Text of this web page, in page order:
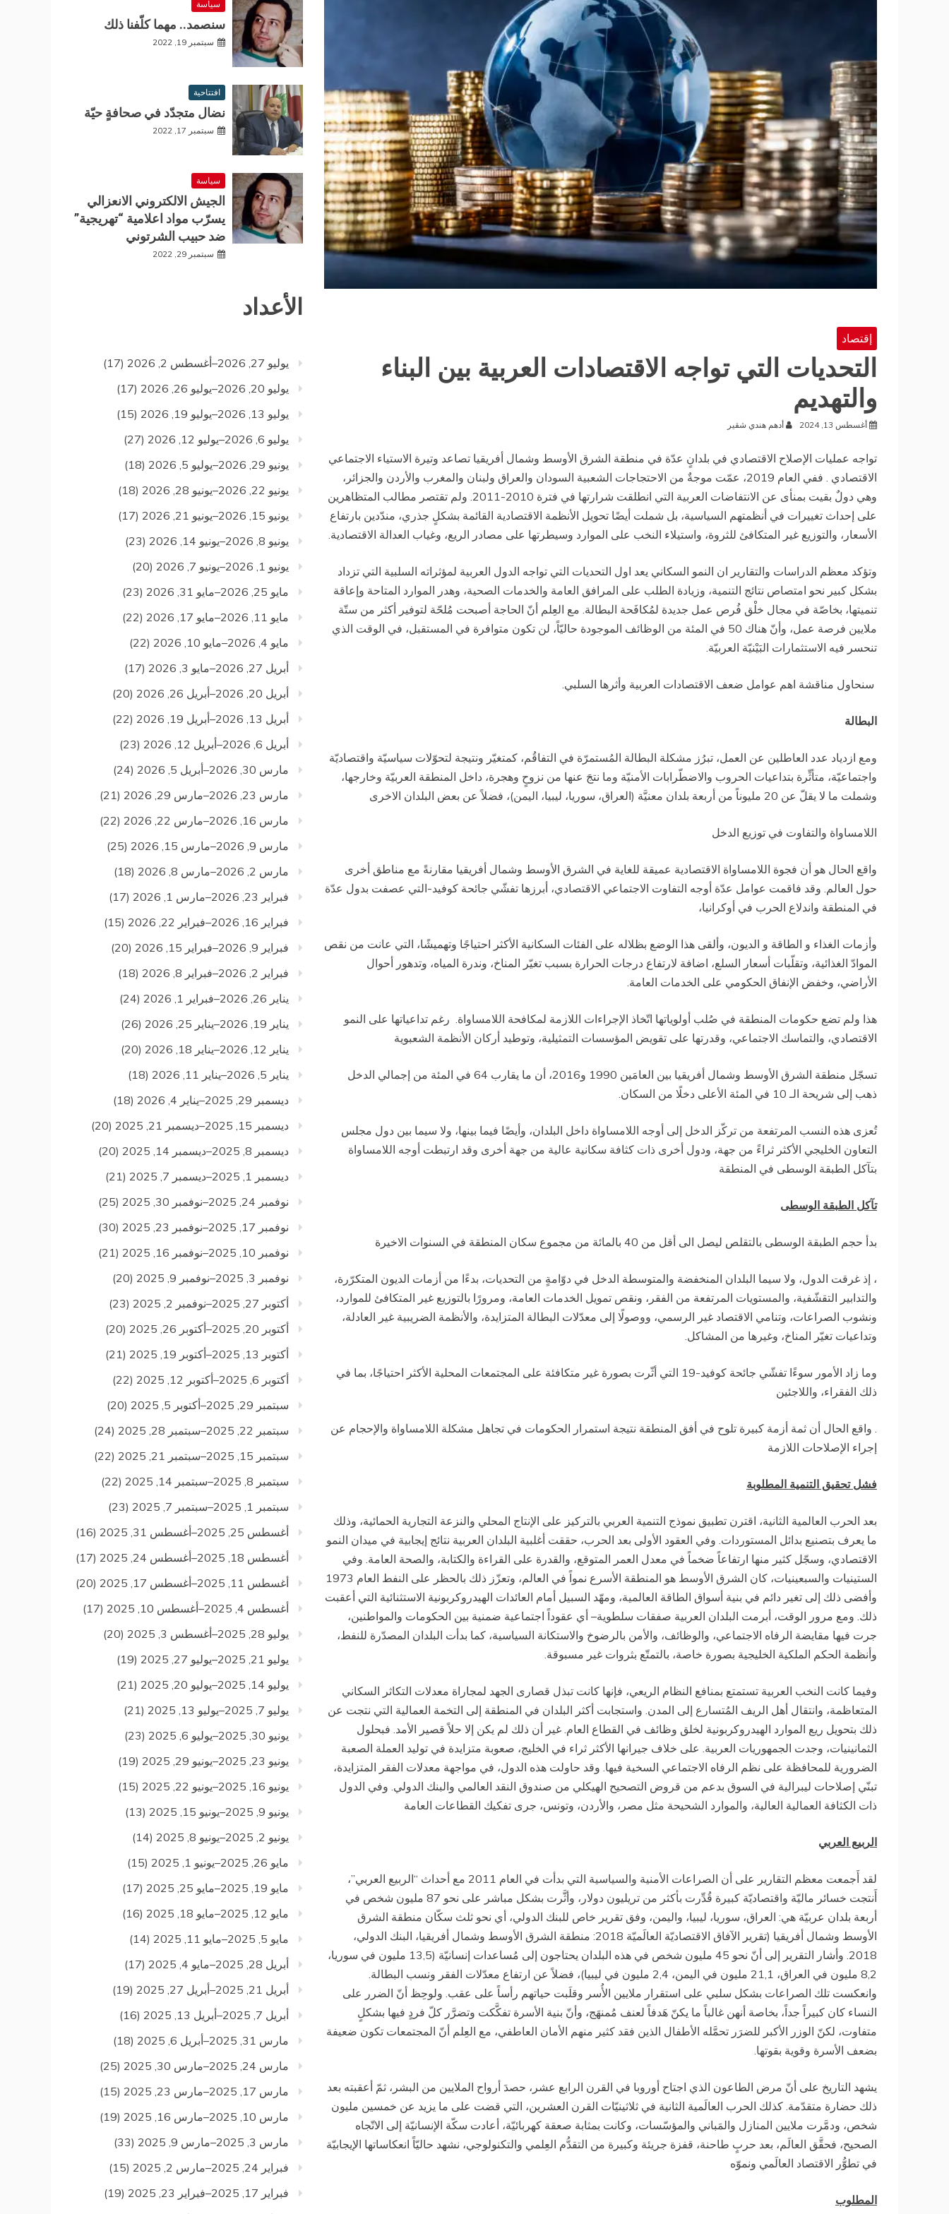
إقتصاد
التحديات التي تواجه الاقتصادات العربية بين البناء
والتهديم
أغسطس 13, 2024 أدهم هندي شقير
تواجه عمليات الإصلاح الاقتصادي في بلدانٍ عدّة في منطقة الشرق الأوسط وشمال أفريقيا تصاعد وتيرة الاستياء الاجتماعي
الاقتصادي . ففي العام 2019، عمّت موجةٌ من الاحتجاجات الشعبية السودان والعراق ولبنان والمغرب والأردن والجزائر،
وهي دولٌ بقيت بمنأى عن الانتفاضات العربية التي انطلقت شرارتها في فترة 2010-2011. ولم تقتصر مطالب المتظاهرين
على إحداث تغييرات في أنظمتهم السياسية، بل شملت أيضًا تحويل الأنظمة الاقتصادية القائمة بشكلٍ جذري، مندّدين بارتفاع
الأسعار، والتوزيع غير المتكافئ للثروة، واستيلاء النخب على الموارد وسيطرتها على مصادر الريع، وغياب العدالة الاقتصادية.
وتؤكد معظم الدراسات والتقارير ان النمو السكاني يعد اول التحديات التي تواجه الدول العربية لمؤثراته السلبية التي تزداد
بشكل كبير نحو امتصاص نتائج التنمية، وزيادة الطلب على المرافق العامة والخدمات الصحية، وهدر الموارد المتاحة وإعاقة
تنميتها، بخاصّة في مجال خلْق فُرص عمل جديدة لمُكافَحة البطالة. مع العِلم أنّ الحاجة أصبحت مُلحّة لتوفير أكثر من ستّة
ملايين فرصة عمل، وأنّ هناك 50 في المئة من الوظائف الموجودة حاليّاً، لن تكون متوافرة في المستقبل، في الوقت الذي
تنحسر فيه الاستثمارات البَيْنيّة العربيّة.
سنحاول مناقشة اهم عوامل ضعف الاقتصادات العربية وأثرها السلبي.
البطالة
ومع ازدياد عدد العاطلين عن العمل، تبرُز مشكلة البطالة المُستمرّة في التفاقُم، كمتغيّر ونتيجة لتحوّلات سياسيّة واقتصاديّة
واجتماعيّة، متأثِّرة بتداعيات الحروب والاضطّرابات الأمنيّة وما نتجَ عنها من نزوحٍ وهجرة، داخل المنطقة العربيّة وخارجها،
وشملت ما لا يقلّ عن 20 مليوناً من أربعة بلدان معنيَّة (العراق، سوريا، ليبيا، اليمن)، فضلاً عن بعض البلدان الاخرى
اللامساواة والتفاوت في توزيع الدخل
واقع الحال هو أن فجوة اللامساواة الاقتصادية عميقة للغاية في الشرق الأوسط وشمال أفريقيا مقارنةً مع مناطق أخرى
حول العالم. وقد فاقمت عوامل عدّة أوجه التفاوت الاجتماعي الاقتصادي، أبرزها تفشّي جائحة كوفيد-التي عصفت بدول عدّة
في المنطقة واندلاع الحرب في أوكرانيا،
وأزمات الغذاء و الطاقة و الديون، وألقى هذا الوضع بظلاله على الفئات السكانية الأكثر احتياجًا وتهميشًا، التي عانت من نقص
الموادّ الغذائية، وتقلّبات أسعار السلع، اضافة لارتفاع درجات الحرارة بسبب تغيّر المناخ، وندرة المياه، وتدهور أحوال
الأراضي، وخفض الإنفاق الحكومي على الخدمات العامة.
هذا ولم تضع حكومات المنطقة في صُلب أولوياتها اتّخاذ الإجراءات اللازمة لمكافحة اللامساواة. رغم تداعياتها على النمو
الاقتصادي، والتماسك الاجتماعي، وقدرتها على تقويض المؤسسات التمثيلية، وتوطيد أركان الأنظمة الشعبوية
تسجّل منطقة الشرق الأوسط وشمال أفريقيا بين العامَين 1990 و2016، أن ما يقارب 64 في المئة من إجمالي الدخل
ذهب إلى شريحة الـ 10 في المئة الأعلى دخلًا من السكان.
تُعزى هذه النسب المرتفعة من تركّز الدخل إلى أوجه اللامساواة داخل البلدان، وأيضًا فيما بينها، ولا سيما بين دول مجلس
التعاون الخليجي الأكثر ثراءً من جهة، ودول أخرى ذات كثافة سكانية عالية من جهة أخرى وقد ارتبطت أوجه اللامساواة
بتآكل الطبقة الوسطى في المنطقة
تآكل الطبقة الوسطى
بدأ حجم الطبقة الوسطى بالتقلص ليصل الى أقل من 40 بالمائة من مجموع سكان المنطقة في السنوات الاخيرة
، إذ غرقت الدول، ولا سيما البلدان المنخفضة والمتوسطة الدخل في دوّامةٍ من التحديات، بدءًا من أزمات الديون المتكرّرة،
والتدابير التقشّفية، والمستويات المرتفعة من الفقر، ونقص تمويل الخدمات العامة، ومرورًا بالتوزيع غير المتكافئ للموارد،
ونشوب الصراعات، وتنامي الاقتصاد غير الرسمي، ووصولًا إلى معدّلات البطالة المتزايدة، والأنظمة الضريبية غير العادلة،
وتداعيات تغيّر المناخ، وغيرها من المشاكل.
وما زاد الأمور سوءًا تفشّي جائحة كوفيد-19 التي أثّرت بصورة غير متكافئة على المجتمعات المحلية الأكثر احتياجًا، بما في
ذلك الفقراء، واللاجئين
. واقع الحال أن ثمة أزمة كبيرة تلوح في أفق المنطقة نتيجة استمرار الحكومات في تجاهل مشكلة اللامساواة والإحجام عن
إجراء الإصلاحات اللازمة
فشل تحقيق التنمية المطلوبة
بعد الحرب العالمية الثانية، اقترن تطبيق نموذج التنمية العربي بالتركيز على الإنتاج المحلي والنزعة التجارية الحمائية، وذلك
ما يعرف بتصنيع بدائل المستوردات. وفي العقود الأولى بعد الحرب، حققت أغلبية البلدان العربية نتائج إيجابية في ميدان النمو
الاقتصادي، وسجّل كثير منها ارتفاعاً ضخماً في معدل العمر المتوقع، والقدرة على القراءة والكتابة، والصحة العامة. وفي
الستينيات والسبعينيات، كان الشرق الأوسط هو المنطقة الأسرع نمواً في العالم، وتعزّز ذلك بالحظر على النفط العام 1973
وأفضى ذلك إلى تغير دائم في بنية أسواق الطاقة العالمية، ومهّد السبيل أمام العائدات الهيدروكربونية الاستثنائية التي أعقبت
ذلك. ومع مرور الوقت، أبرمت البلدان العربية صفقات سلطوية– أي عقوداً اجتماعية ضمنية بين الحكومات والمواطنين،
جرت فيها مقايضة الرفاه الاجتماعي، والوظائف، والأمن بالرضوخ والاستكانة السياسية، كما بدأت البلدان المصدّرة للنفط،
وأنظمة الحكم الملكية الخليجية بصورة خاصة، بالتمتّع بثروات غير مسبوقة.
وفيما كانت النخب العربية تستمتع بمنافع النظام الريعي، فإنها كانت تبذل قصارى الجهد لمجاراة معدلات التكاثر السكاني
المتعاظمة، وانتقال أهل الريف المُتسارع إلى المدن. واستجابت أكثر البلدان في المنطقة إلى التخمة العمالية التي نتجت عن
ذلك بتحويل ريع الموارد الهيدروكربونية لخلق وظائف في القطاع العام. غير أن ذلك لم يكن إلا حلاً قصير الأمد. فبحلول
الثمانينيات، وجدت الجمهوريات العربية. على خلاف جيرانها الأكثر ثراء في الخليج، صعوبة متزايدة في توليد العملة الصعبة
الضرورية للمحافظة على نظم الرفاه الاجتماعي السخية فيها. وقد حاولت هذه الدول، في مواجهة معدلات الفقر المتزايدة،
تبنّي إصلاحات ليبرالية في السوق بدعم من قروض التصحيح الهيكلي من صندوق النقد العالمي والبنك الدولي. وفي الدول
ذات الكثافة العمالية العالية، والموارد الشحيحة مثل مصر، والأردن، وتونس، جرى تفكيك القطاعات العامة
الربيع العربي
لقد أَجمعت معظم التقارير على أن الصراعات الأمنية والسياسية التي بدأت في العام 2011 مع أحداث “الربيع العربي”،
أَنتجت خسائر ماليّة واقتصاديّة كبيرة قُدِّرت بأكثر من تريليون دولار، وأثَّرت بشكل مباشر على نحو 87 مليون شخص في
أربعة بلدان عربيّة هي: العراق، سوريا، ليبيا، واليمن، وفق تقرير خاص للبنك الدولي، أي نحو ثلث سكّان منطقة الشرق
الأوسط وشمال أفريقيا (تقرير الآفاق الاقتصاديّة العالَميّة 2018: منطقة الشرق الأوسط وشمال أفريقيا، البنك الدولي،
2018. وأشار التقرير إلى أنّ نحو 45 مليون شخص في هذه البلدان يحتاجون إلى مُساعدات إنسانيّة (13,5 مليون في سوريا،
8,2 مليون في العراق، 21,1 مليون في اليمن، 2,4 مليون في ليبيا)، فضلاً عن ارتفاع معدّلات الفقر ونسب البطالة.
وانعكست تلك الصراعات بشكل سلبي على استقرار ملايين الأُسر وقلَبت حياتهم رأساً على عقب. ولوحِظ أنّ الضرر على
النساء كان كبيراً جداً، بخاصة أنهن غالباً ما يكنّ هَدفاً لعنف مُمنهَج، وأنّ بنية الأسرة تفكَّكت وتضرَّر كلّ فردٍ فيها بشكلٍ
متفاوت، لكنّ الوزر الأكبر للضرَر تحمَّله الأطفال الذين فقد كثير منهم الأمان العاطفي، مع العِلم أنّ المجتمعات تكون ضعيفة
بضعف الأسرة وقوية بقوتها.
يشهد التاريخ على أنّ مرض الطاعون الذي اجتاح أوروبا في القرن الرابع عشر، حصدَ أرواح الملايين من البشر، ثمّ أعقبته بعد
ذلك حضارة متقدّمة. كذلك الحرب العالَمية الثانية في ثلاثينيّات القرن العشرين، التي قضت على ما يزيد عن خمسين مليون
شخص، ودمَّرت ملايين المنازل والمَباني والمؤسّسات، وكانت بمثابة صعقة كهربائيّة، أعادت سكّة الإنسانيّة إلى الاتّجاه
الصحيح، فحقَّق العالَم، بعد حربٍ طاحنة، قفزة جريئة وكبيرة من التقدُّم العِلمي والتكنولوجي، نشهد حاليّاً انعكاساتها الإيجابيّة
في تطوُّر الاقتصاد العالَمي ونموّه
المطلوب
سياسة
سنصمد.. مهما كلّفنا ذلك
سبتمبر 19, 2022
افتتاحية
نضال متجدّد في صحافةٍ حيّة
سبتمبر 17, 2022
سياسة
الجيش الالكتروني الانعزالي
يسرّب مواد اعلامية “تهريجية”
ضد حبيب الشرتوني
سبتمبر 29, 2022
الأعداد
يوليو 27, 2026–أغسطس 2, 2026
(17)
يوليو 20, 2026–يوليو 26, 2026
(17)
يوليو 13, 2026–يوليو 19, 2026
(15)
يوليو 6, 2026–يوليو 12, 2026
(27)
يونيو 29, 2026–يوليو 5, 2026
(18)
يونيو 22, 2026–يونيو 28, 2026
(18)
يونيو 15, 2026–يونيو 21, 2026
(17)
يونيو 8, 2026–يونيو 14, 2026
(23)
يونيو 1, 2026–يونيو 7, 2026
(20)
مايو 25, 2026–مايو 31, 2026
(23)
مايو 11, 2026–مايو 17, 2026
(22)
مايو 4, 2026–مايو 10, 2026
(22)
أبريل 27, 2026–مايو 3, 2026
(17)
أبريل 20, 2026–أبريل 26, 2026
(20)
أبريل 13, 2026–أبريل 19, 2026
(22)
أبريل 6, 2026–أبريل 12, 2026
(23)
مارس 30, 2026–أبريل 5, 2026
(24)
مارس 23, 2026–مارس 29, 2026
(21)
مارس 16, 2026–مارس 22, 2026
(22)
مارس 9, 2026–مارس 15, 2026
(25)
مارس 2, 2026–مارس 8, 2026
(18)
فبراير 23, 2026–مارس 1, 2026
(17)
فبراير 16, 2026–فبراير 22, 2026
(15)
فبراير 9, 2026–فبراير 15, 2026
(20)
فبراير 2, 2026–فبراير 8, 2026
(18)
يناير 26, 2026–فبراير 1, 2026
(24)
يناير 19, 2026–يناير 25, 2026
(26)
يناير 12, 2026–يناير 18, 2026
(20)
يناير 5, 2026–يناير 11, 2026
(18)
ديسمبر 29, 2025–يناير 4, 2026
(18)
ديسمبر 15, 2025–ديسمبر 21, 2025
(20)
ديسمبر 8, 2025–ديسمبر 14, 2025
(20)
ديسمبر 1, 2025–ديسمبر 7, 2025
(21)
نوفمبر 24, 2025–نوفمبر 30, 2025
(25)
نوفمبر 17, 2025–نوفمبر 23, 2025
(30)
نوفمبر 10, 2025–نوفمبر 16, 2025
(21)
نوفمبر 3, 2025–نوفمبر 9, 2025
(20)
أكتوبر 27, 2025–نوفمبر 2, 2025
(23)
أكتوبر 20, 2025–أكتوبر 26, 2025
(20)
أكتوبر 13, 2025–أكتوبر 19, 2025
(21)
أكتوبر 6, 2025–أكتوبر 12, 2025
(22)
سبتمبر 29, 2025–أكتوبر 5, 2025
(20)
سبتمبر 22, 2025–سبتمبر 28, 2025
(24)
سبتمبر 15, 2025–سبتمبر 21, 2025
(22)
سبتمبر 8, 2025–سبتمبر 14, 2025
(22)
سبتمبر 1, 2025–سبتمبر 7, 2025
(23)
أغسطس 25, 2025–أغسطس 31, 2025
(16)
أغسطس 18, 2025–أغسطس 24, 2025
(17)
أغسطس 11, 2025–أغسطس 17, 2025
(20)
أغسطس 4, 2025–أغسطس 10, 2025
(17)
يوليو 28, 2025–أغسطس 3, 2025
(20)
يوليو 21, 2025–يوليو 27, 2025
(19)
يوليو 14, 2025–يوليو 20, 2025
(21)
يوليو 7, 2025–يوليو 13, 2025
(21)
يونيو 30, 2025–يوليو 6, 2025
(23)
يونيو 23, 2025–يونيو 29, 2025
(19)
يونيو 16, 2025–يونيو 22, 2025
(15)
يونيو 9, 2025–يونيو 15, 2025
(13)
يونيو 2, 2025–يونيو 8, 2025
(14)
مايو 26, 2025–يونيو 1, 2025
(15)
مايو 19, 2025–مايو 25, 2025
(17)
مايو 12, 2025–مايو 18, 2025
(16)
مايو 5, 2025–مايو 11, 2025
(14)
أبريل 28, 2025–مايو 4, 2025
(17)
أبريل 21, 2025–أبريل 27, 2025
(19)
أبريل 7, 2025–أبريل 13, 2025
(16)
مارس 31, 2025–أبريل 6, 2025
(18)
مارس 24, 2025–مارس 30, 2025
(25)
مارس 17, 2025–مارس 23, 2025
(15)
مارس 10, 2025–مارس 16, 2025
(19)
مارس 3, 2025–مارس 9, 2025
(33)
فبراير 24, 2025–مارس 2, 2025
(15)
فبراير 17, 2025–فبراير 23, 2025
(19)